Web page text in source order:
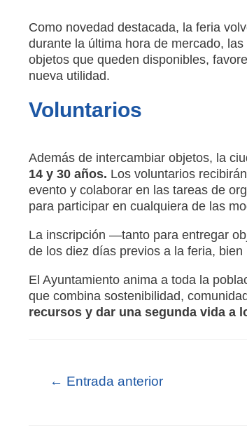
Como novedad destacada, la feria
durante la última hora de mercado,
objetos que queden disponibles,
nueva utilidad.
Voluntarios
Además de intercambiar objetos, la
14 y 30 años. Los voluntarios
evento y colaborar en las tareas de
para participar en cualquiera de las
La inscripción —tanto para entregar
de los diez días previos a la feria,
El Ayuntamiento anima a toda la
que combina sostenibilidad,
recursos y dar una segunda vida a
← Entrada anterior